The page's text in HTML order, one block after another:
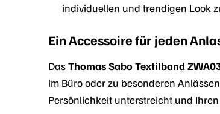
individuellen und trendigen Look
Ein Accessoire für jeden
DasThomas Sabo Textilband
im Büro oder zu besonderen
Persönlichkeit unterstreicht und